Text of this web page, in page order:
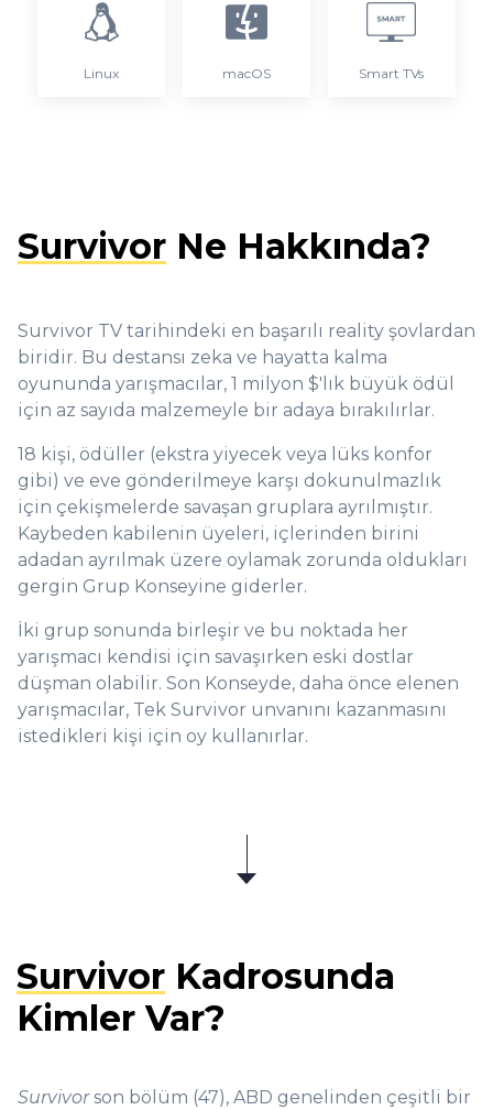
Linux macOS Smart TVs
Survivor Ne Hakkında?
Survivor TV tarihindeki en başarılı reality şovlardan
biridir. Bu destansı zeka ve hayatta kalma
oyununda yarışmacılar, 1 milyon $'lık büyük ödül
için az sayıda malzemeyle bir adaya bırakılırlar.
18 kişi, ödüller (ekstra yiyecek veya lüks konfor
gibi) ve eve gönderilmeye karşı dokunulmazlık
için çekişmelerde savaşan gruplara ayrılmıştır.
Kaybeden kabilenin üyeleri, içlerinden birini
adadan ayrılmak üzere oylamak zorunda oldukları
gergin Grup Konseyine giderler.
İki grup sonunda birleşir ve bu noktada her
yarışmacı kendisi için savaşırken eski dostlar
düşman olabilir. Son Konseyde, daha önce elenen
yarışmacılar, Tek Survivor unvanını kazanmasını
istedikleri kişi için oy kullanırlar.
Survivor Kadrosunda
Kimler Var?
Survivorson bölüm (47), ABD genelinden çeşitli bir